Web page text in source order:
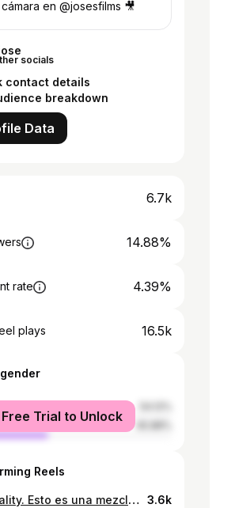
en @josesfilms 🎥
socials
contact details
breakdown
Data
6.7k
14.88%
rate 4.39%
plays 16.5k
Trial to Unlock
Reels
This Is Reality. Esto es una mezcla de Australia y Bali, que fue lo ultimo que me toco vivir alla. En mi viaje a Bali me di cuenta de los increíbles lugares que puede llegar a tener el mundo, lugares que te dejan pensando o sin palabras, lugares que no pude no grabar. Espero les guste.❤️ flips by @jan_vermeij🕴🏻 3.6k